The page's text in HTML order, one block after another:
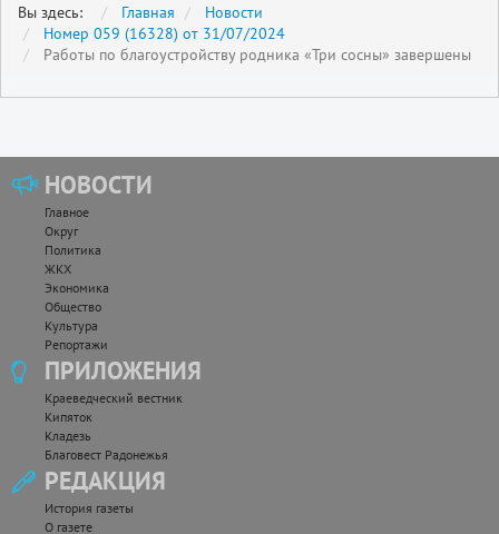
Вы здесь: Главная
Новости
Номер 059 (16328) от 31/07/2024
Работы по благоустройству родника «Три сосны» завершены
НОВОСТИ
Главное
Округ
Политика
ЖКХ
Экономика
Общество
Культура
Репортажи
ПРИЛОЖЕНИЯ
Краеведческий вестник
Кипяток
Кладезь
Благовест Радонежья
РЕДАКЦИЯ
История газеты
О газете